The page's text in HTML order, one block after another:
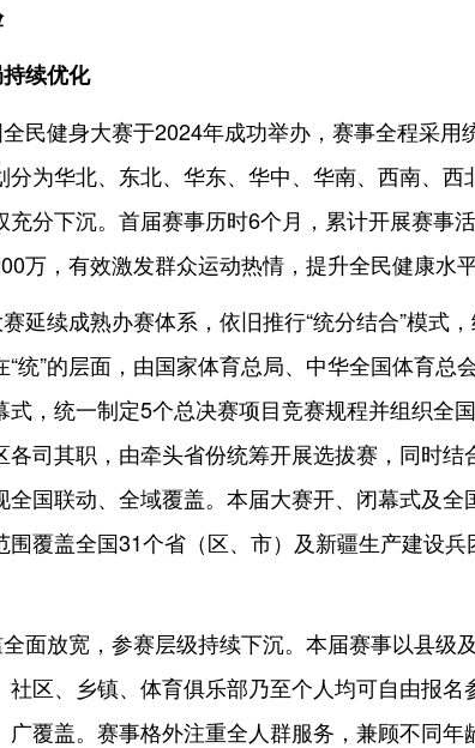
续优化
民健身大赛于2024年成功举办，赛事全程采用
分为华北、东北、华东、华中、华南、西南、西
充分下沉。首届赛事历时6个月，累计开展赛事
万，有效激发群众运动热情，提升全民健康水平
延续成熟办赛体系，依旧推行“统分结合”模式
“统”的层面，由国家体育总局、中华全国体育总
式，统一制定5个总决赛项目竞赛规程并组织全
各司其职，由牵头省份统筹开展选拔赛，同时结
全国联动、全域覆盖。本届大赛开、闭幕式及
围覆盖全国31个省（区、市）及新疆生产建设
面放宽，参赛层级持续下沉。本届赛事以县级
社区、乡镇、体育俱乐部乃至个人均可自由报名
广覆盖。赛事格外注重全人群服务，兼顾不同年